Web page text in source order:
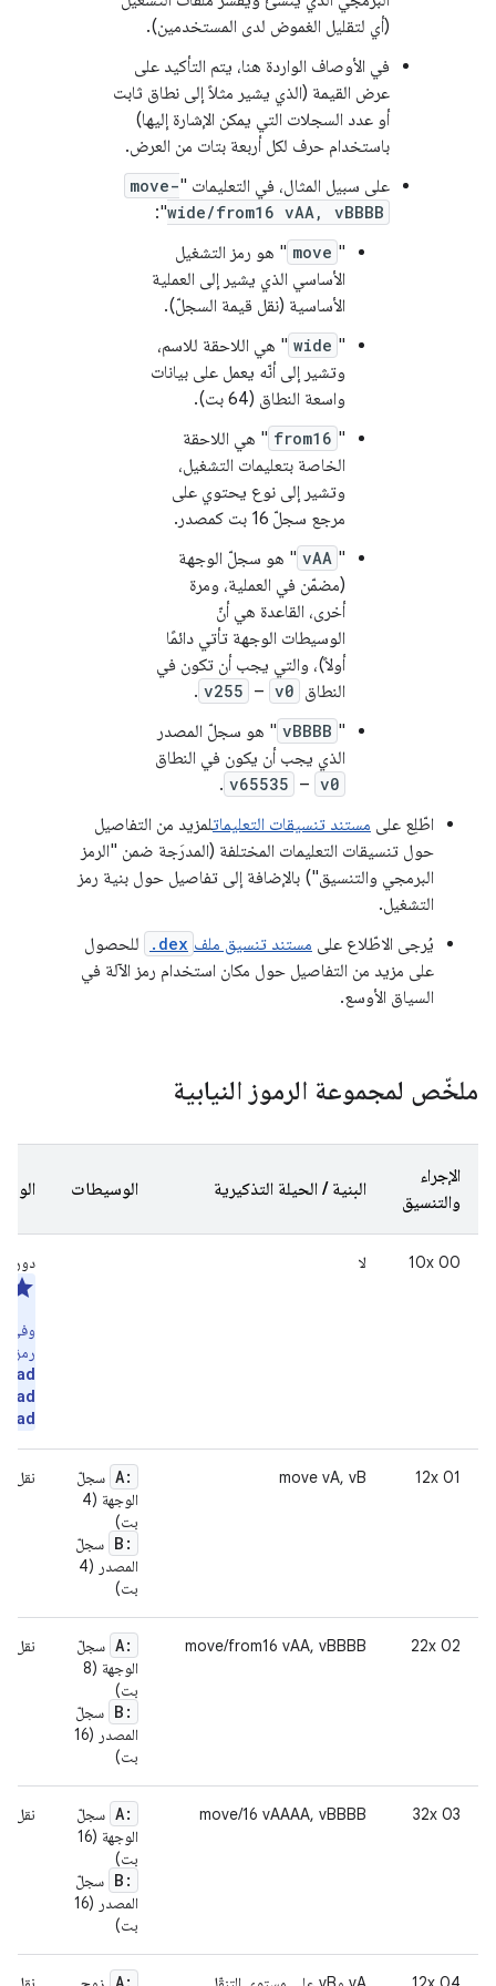
(أي لتقليل الغموض لدى المستخدمين).
في الأوصاف الواردة هنا، يتم التأكيد على
عرض القيمة (الذي يشير مثلاً إلى نطاق ثابت
أو عدد السجلات التي يمكن الإشارة إليها)
باستخدام حرف لكل أربعة بتات من العرض.
على سبيل المثال، في التعليمات "move-
wide/from16 vAA, vBBBB
":
"
move " هو رمز التشغيل
الأساسي الذي يشير إلى العملية
الأساسية (نقل قيمة السجلّ).
"
wide " هي اللاحقة للاسم،
وتشير إلى أنّه يعمل على بيانات
واسعة النطاق (64 بت).
"
from16 " هي اللاحقة
الخاصة بتعليمات التشغيل،
وتشير إلى نوع يحتوي على
مرجع سجلّ 16 بت كمصدر.
"
vAA " هو سجلّ الوجهة
(مضمّن في العملية، ومرة
أخرى، القاعدة هي أنّ
الوسيطات الوجهة تأتي دائمًا
أولاً)، والتي يجب أن تكون في
النطاق v0
–
v255
.
"
vBBBB " هو سجلّ المصدر
الذي يجب أن يكون في النطاق
v0
–
v65535
.
اطّلِع على مستند تنسيقات التعليماتلمزيد من التفاصيل
حول تنسيقات التعليمات المختلفة (المدرَجة ضمن "الرمز
البرمجي والتنسيق") بالإضافة إلى تفاصيل حول بنية رمز
التشغيل.
يُرجى الاطّلاع على مستند تنسيق ملف .dex
للحصول
على مزيد من التفاصيل حول مكان استخدام رمز الآلة في
السياق الأوسع.
ملخّص لمجموعة الرموز النيابية
الإجراء
والتنسيق
البنية / الحيلة التذكيرية الوسيطات
00 10x لا
دورات
وفي
رمز
01 12x
move vA, vB
A: سجلّ
الوجهة (4
بت)
B: سجلّ
المصدر (4
بت)
نقل
02 22x
move/from16 vAA, vBBBB
A: سجلّ
الوجهة (8
بت)
B: سجلّ
المصدر (16
بت)
نقل
03 32x
move/16 vAAAA, vBBBB
A: سجلّ
الوجهة (16
بت)
B: سجلّ
المصدر (16
بت)
نقل